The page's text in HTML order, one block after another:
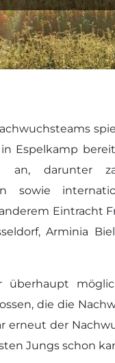
Espelkamp
an, darunter
sowie
Eintracht
Arminia
überhaupt
die die
der
Jungs schon